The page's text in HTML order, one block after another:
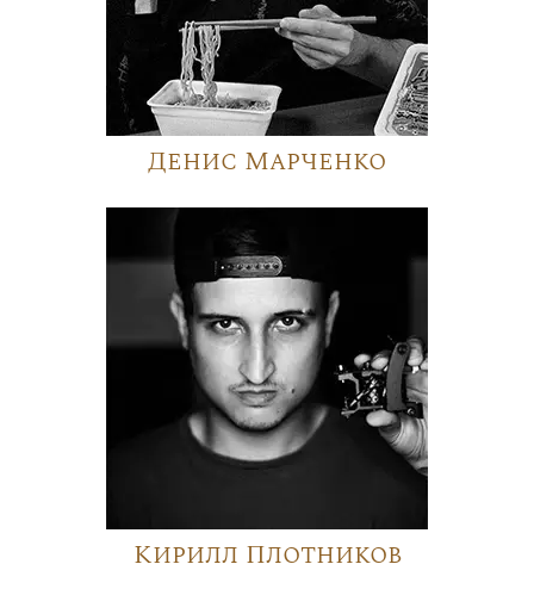
Денис Марченко
Кирилл Плотников